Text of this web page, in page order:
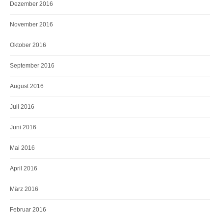
Dezember 2016
November 2016
Oktober 2016
September 2016
August 2016
Juli 2016
Juni 2016
Mai 2016
April 2016
März 2016
Februar 2016